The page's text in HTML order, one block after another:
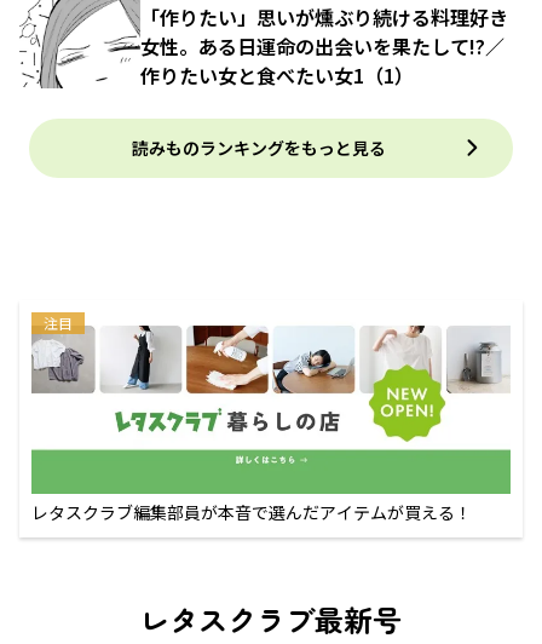
「作りたい」思いが燻ぶり続ける料理好き
女性。ある日運命の出会いを果たして!?／
作りたい女と食べたい女1（1）
読みものランキングをもっと見る
注目
レタスクラブ編集部員が本音で選んだアイテムが買える！
レタスクラブ最新号